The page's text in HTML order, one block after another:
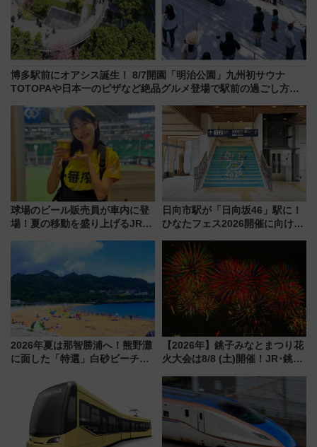
博多駅前にオアシス誕生！ 8/7開園「明治公園」九州初サウナ
TOTOPAや日本一のピザなど絶品グルメ登場で駅前の過ごし方は
球場のビール販売員が車内に登
場！夏の移動を盛り上げるJR九
月7日限定 ソフトバンクホーク
スとコラボ
日向市駅が「日向坂46」駅に！
ひなたフェス2026開催に向けJR
全力応援 夜行列車「ドリーム
おひさま号」も走る
2026年夏は那智勝浦へ！熊野灘
に面した「特選」白砂ビーチは
会」は8月11日開催！
【2026年】銚子みなとまつり花
火大会は8/8 (土)開催！JR･銚子
報、利根川に咲く8,000発の大迫
力＆屋台を満喫